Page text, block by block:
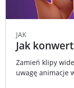
JAK
Jak
Zamień klipy
uwagę animacje